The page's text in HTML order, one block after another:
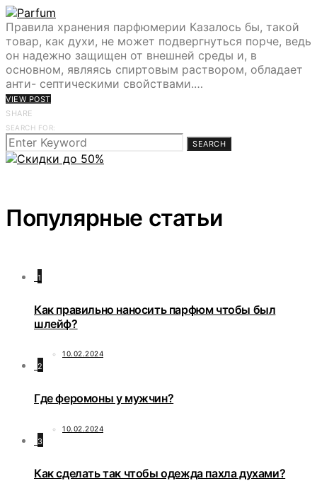
Правила хранения парфюмерии Казалось бы, такой
товар, как духи, не может подвергнуться порче, ведь
он надежно защищен от внешней среды и, в
основном, являясь спиртовым раствором, обладает
анти- септическими свойствами.…
VIEW POST
SHARE
SEARCH FOR:
SEARCH
Популярные статьи
1
Как правильно наносить парфюм чтобы был
шлейф?
10.02.2024
2
Где феромоны у мужчин?
10.02.2024
3
Как сделать так чтобы одежда пахла духами?